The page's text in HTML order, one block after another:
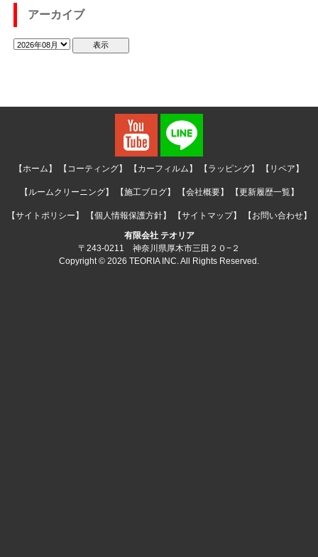
アーカイブ
【ホーム】 【コーティング】 【カーフィルム】 【ラッピング】 【リペア】
【ルームクリーニング】 【施工ブログ】 【会社概要】 【更新履歴一覧】
【サイトポリシー】 【個人情報保護方針】 【サイトマップ】
【お問い合わせ】
有限会社 テオリア
〒243-0211 神奈川県厚木市三田２０−２
Copyright © 2026 TEORIA INC. All Rights Reserved.